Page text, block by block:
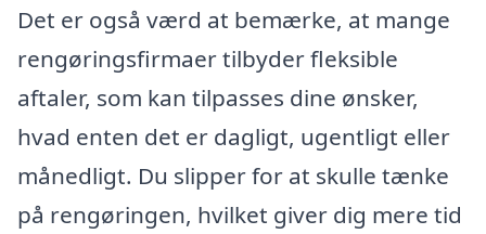
Det er også værd at bemærke, at mange
rengøringsfirmaer tilbyder fleksible
aftaler, som kan tilpasses dine ønsker,
hvad enten det er dagligt, ugentligt eller
månedligt. Du slipper for at skulle tænke
på rengøringen, hvilket giver dig mere tid